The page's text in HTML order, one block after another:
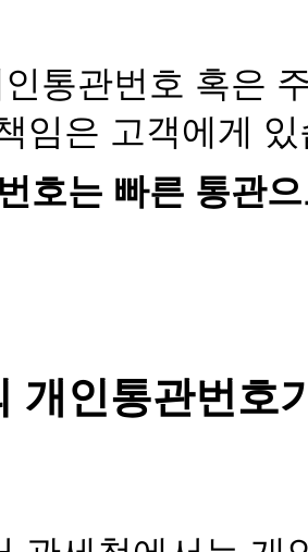
통관번호 혹은
임은 고객에게
호는 빠른 통관
개인통관번호